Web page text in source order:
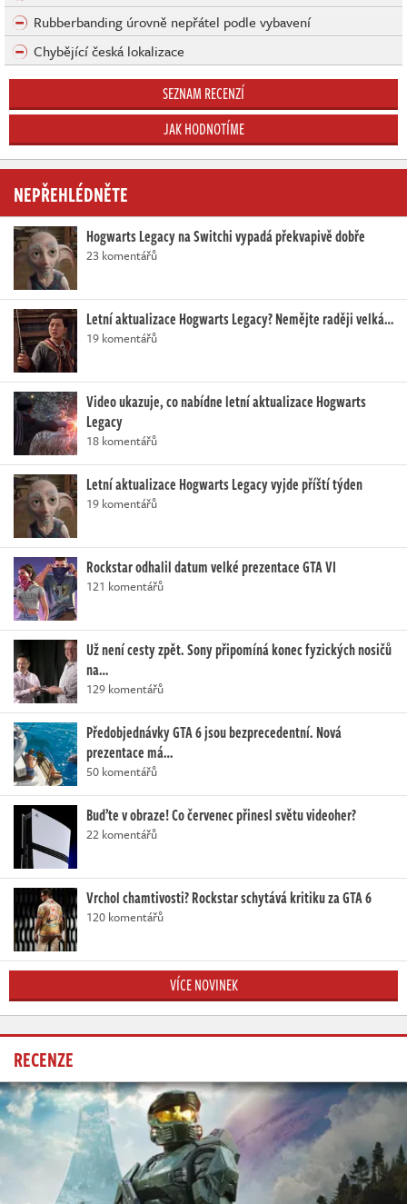
Rubberbanding úrovně nepřátel podle vybavení
Chybějící česká lokalizace
SEZNAM RECENZÍ
JAK HODNOTÍME
NEPŘEHLÉDNĚTE
Hogwarts Legacy na Switchi vypadá překvapivě dobře
23 komentářů
Letní aktualizace Hogwarts Legacy? Nemějte raději velká…
19 komentářů
Video ukazuje, co nabídne letní aktualizace Hogwarts
Legacy
18 komentářů
Letní aktualizace Hogwarts Legacy vyjde příští týden
19 komentářů
Rockstar odhalil datum velké prezentace GTA VI
121 komentářů
Už není cesty zpět. Sony připomíná konec fyzických nosičů
na…
129 komentářů
Předobjednávky GTA 6 jsou bezprecedentní. Nová
prezentace má…
50 komentářů
Buďte v obraze! Co červenec přinesl světu videoher?
22 komentářů
Vrchol chamtivosti? Rockstar schytává kritiku za GTA 6
120 komentářů
VÍCE NOVINEK
RECENZE